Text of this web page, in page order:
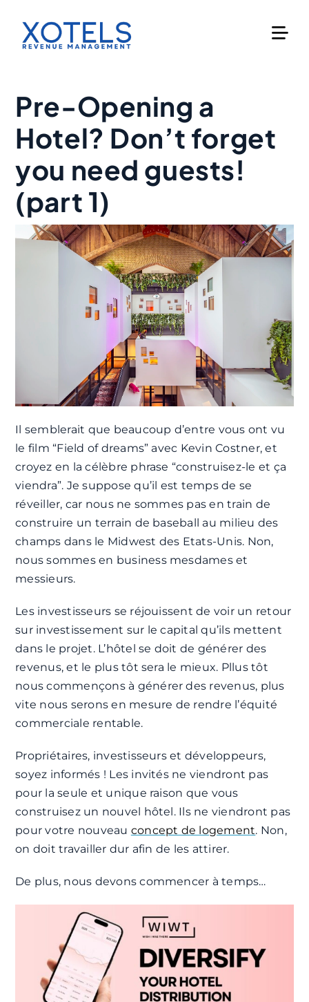
content
Pre-Opening a
Hotel? Don’t forget
you need guests!
(part 1)
Il semblerait que beaucoup d’entre vous ont vu
le film “Field of dreams” avec Kevin Costner, et
croyez en la célèbre phrase “construisez-le et ça
viendra”. Je suppose qu’il est temps de se
réveiller, car nous ne sommes pas en train de
construire un terrain de baseball au milieu des
champs dans le Midwest des Etats-Unis. Non,
nous sommes en business mesdames et
messieurs.
Les investisseurs se réjouissent de voir un retour
sur investissement sur le capital qu’ils mettent
dans le projet. L’hôtel se doit de générer des
revenus, et le plus tôt sera le mieux. Pllus tôt
nous commençons à générer des revenus, plus
vite nous serons en mesure de rendre l’équité
commerciale rentable.
Propriétaires, investisseurs et développeurs,
soyez informés ! Les invités ne viendront pas
pour la seule et unique raison que vous
construisez un nouvel hôtel. Ils ne viendront pas
pour votre nouveau concept de logement. Non,
on doit travailler dur afin de les attirer.
De plus, nous devons commencer à temps…